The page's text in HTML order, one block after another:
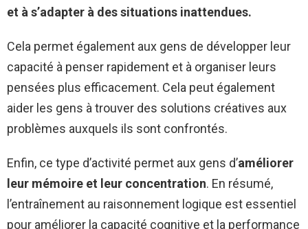
et à s’adapter à des situations inattendues.
Cela permet également aux gens de développer leur
capacité à penser rapidement et à organiser leurs
pensées plus efficacement. Cela peut également
aider les gens à trouver des solutions créatives aux
problèmes auxquels ils sont confrontés.
Enfin, ce type d’activité permet aux gens d’améliorer
leur mémoire et leur concentration. En résumé,
l’entraînement au raisonnement logique est essentiel
pour améliorer la capacité cognitive et la performance